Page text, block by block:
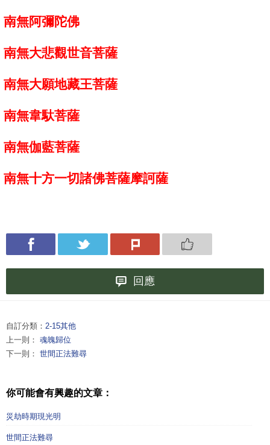
南無阿彌陀佛
南無大悲觀世音菩薩
南無大願地藏王菩薩
南無韋馱菩薩
南無伽藍菩薩
南無十方一切諸佛菩薩摩訶薩
回應
自訂分類： 2-15其他
上一則： 魂魄歸位
下一則： 世間正法難尋
你可能會有興趣的文章：
災劫時期現光明
世間正法難尋